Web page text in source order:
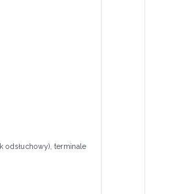
odsłuchowy), terminale